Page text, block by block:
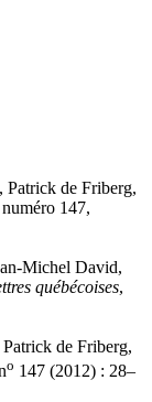
Patrick de Friberg,
numéro 147,
Michel David,
québécoises,
de Friberg,
o 147 (2012) : 28–